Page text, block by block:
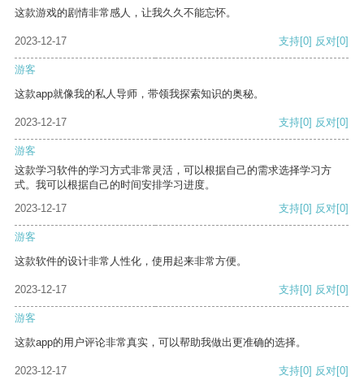
这款游戏的剧情非常感人，让我久久不能忘怀。
2023-12-17 支持[0] 反对[0]
游客
这款app就像我的私人导师，带领我探索知识的奥秘。
2023-12-17 支持[0] 反对[0]
游客
这款学习软件的学习方式非常灵活，可以根据自己的需求选择学习方
式。我可以根据自己的时间安排学习进度。
2023-12-17
支持[0] 反对[0]
游客
这款软件的设计非常人性化，使用起来非常方便。
2023-12-17 支持[0] 反对[0]
游客
这款app的用户评论非常真实，可以帮助我做出更准确的选择。
2023-12-17 支持[0] 反对[0]